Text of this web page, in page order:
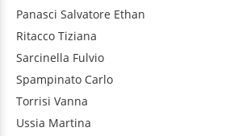
Panasci Salvatore Ethan
Ritacco Tiziana
Sarcinella Fulvio
Spampinato Carlo
Torrisi Vanna
Ussia Martina